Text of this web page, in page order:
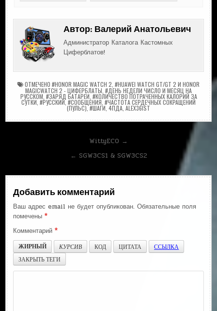
Автор: Валерий Анатольевич
Администратор Каталога Кастомных
Циферблатов!
ОТМЕЧЕНО #HONOR MAGIC WATCH 2 #HUAWEI WATCH GT/GT 2 И HONOR
MAGICWATCH 2 - ЦИФЕРБЛАТЫ #ДЕНЬ НЕДЕЛИ ЧИСЛО И МЕСЯЦ НА
РУССКОМ #ЗАРЯД БАТАРЕИ #КОЛИЧЕСТВО ПОТРАЧЕННЫХ КАЛОРИЙ ЗА
СУТКИ #РУССКИЙ, #СООБЩЕНИЯ #ЧАСТОТА СЕРДЕЧНЫХ СОКРАЩЕНИЙ
(ПУЛЬС),#ШАГИ 4ПДА ALEX36IST
WittyECO →
← SGW3CS1 & SGW3CS2
Добавить комментарий
Ваш адрес email не будет опубликован. Обязательные поля
помечены*
Комментарий*
ЖИРНЫЙ
КУРСИВ КОД ЦИТАТА
ССЫЛКА
ЗАКРЫТЬ ТЕГИ